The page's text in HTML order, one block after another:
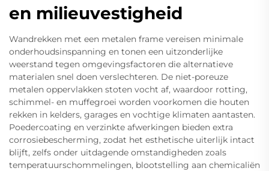
en milieuvestigheid
Wandrekken met een metalen frame vereisen minimale
onderhoudsinspanning en tonen een uitzonderlijke
weerstand tegen omgevingsfactoren die alternatieve
materialen snel doen verslechteren. De niet-poreuze
metalen oppervlakken stoten vocht af, waardoor rotting,
schimmel- en muffegroei worden voorkomen die houten
rekken in kelders, garages en vochtige klimaten aantasten.
Poedercoating en verzinkte afwerkingen bieden extra
corrosiebescherming, zodat het esthetische uiterlijk intact
blijft, zelfs onder uitdagende omstandigheden zoals
temperatuurschommelingen, blootstelling aan chemicaliën